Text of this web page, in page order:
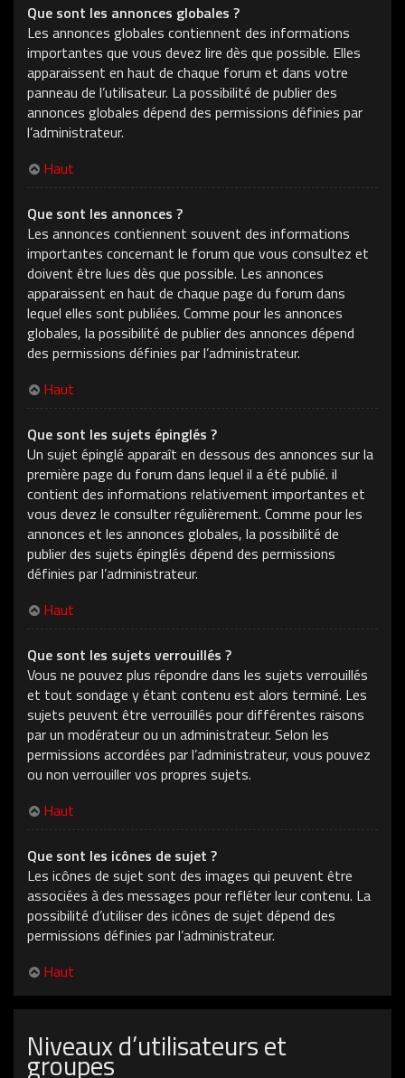
Que sont les annonces globales ?
Les annonces globales contiennent des informations
importantes que vous devez lire dès que possible. Elles
apparaissent en haut de chaque forum et dans votre
panneau de l’utilisateur. La possibilité de publier des
annonces globales dépend des permissions définies par
l’administrateur.
Haut
Que sont les annonces ?
Les annonces contiennent souvent des informations
importantes concernant le forum que vous consultez et
doivent être lues dès que possible. Les annonces
apparaissent en haut de chaque page du forum dans
lequel elles sont publiées. Comme pour les annonces
globales, la possibilité de publier des annonces dépend
des permissions définies par l’administrateur.
Haut
Que sont les sujets épinglés ?
Un sujet épinglé apparaît en dessous des annonces sur la
première page du forum dans lequel il a été publié. il
contient des informations relativement importantes et
vous devez le consulter régulièrement. Comme pour les
annonces et les annonces globales, la possibilité de
publier des sujets épinglés dépend des permissions
définies par l’administrateur.
Haut
Que sont les sujets verrouillés ?
Vous ne pouvez plus répondre dans les sujets verrouillés
et tout sondage y étant contenu est alors terminé. Les
sujets peuvent être verrouillés pour différentes raisons
par un modérateur ou un administrateur. Selon les
permissions accordées par l’administrateur, vous pouvez
ou non verrouiller vos propres sujets.
Haut
Que sont les icônes de sujet ?
Les icônes de sujet sont des images qui peuvent être
associées à des messages pour refléter leur contenu. La
possibilité d’utiliser des icônes de sujet dépend des
permissions définies par l’administrateur.
Haut
Niveaux d’utilisateurs et
groupes